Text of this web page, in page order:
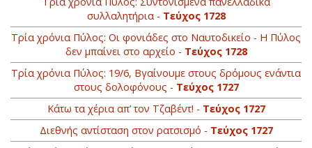
συλλαλητήρια - Τεύχος 1728
Τρία χρόνια Πύλος: Οι φονιάδες στο Ναυτοδικείο - Η Πύλος
δεν μπαίνει στο αρχείο - Τεύχος 1728
Τρία χρόνια Πύλος: 19/6, Βγαίνουμε στους δρόμους ενάντια
στους δολοφόνους - Τεύχος 1727
Κάτω τα χέρια απ’ τον Τζαβέντ! - Τεύχος 1727
Διεθνής αντίσταση στον ρατσισμό - Τεύχος 1727